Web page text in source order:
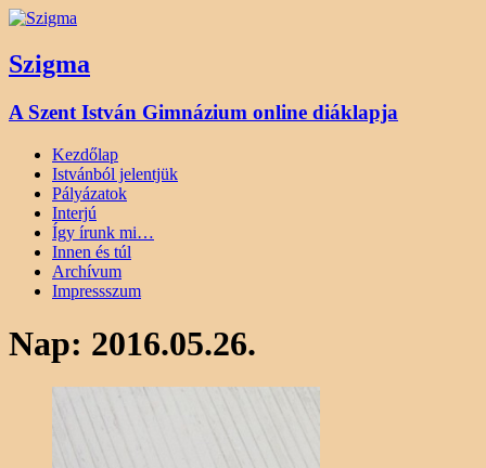
Szigma
A Szent István Gimnázium online diáklapja
Kezdőlap
Istvánból jelentjük
Pályázatok
Interjú
Így írunk mi…
Innen és túl
Archívum
Impressszum
Nap: 2016.05.26.